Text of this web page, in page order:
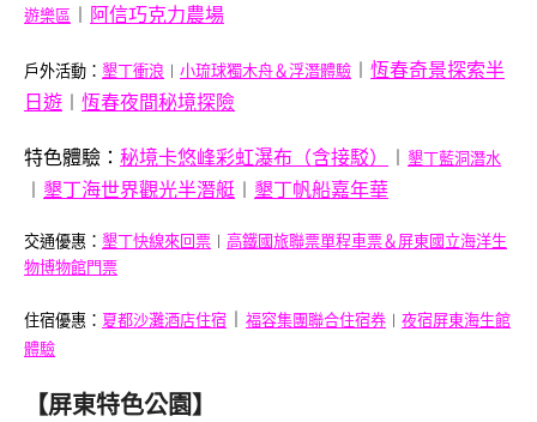
遊樂區 ︱ 阿信巧克力農場
戶外活動： 墾丁衝浪 ︱ 小琉球獨木舟＆浮潛體驗 ︱ 恆春奇景探索半
日遊 ︱ 恆春夜間秘境探險
特色體驗： 秘境卡悠峰彩虹瀑布（含接駁） ︱ 墾丁藍洞潛水
︱ 墾丁海世界觀光半潛艇 ︱ 墾丁帆船嘉年華
交通優惠： 墾丁快線來回票 ︱ 高鐵國旅聯票單程車票＆屏東國立海洋生
物博物館門票
住宿優惠： 夏都沙灘酒店住宿 ︱ 福容集團聯合住宿券 ︱ 夜宿屏東海生館
體驗
【屏東特色公園】